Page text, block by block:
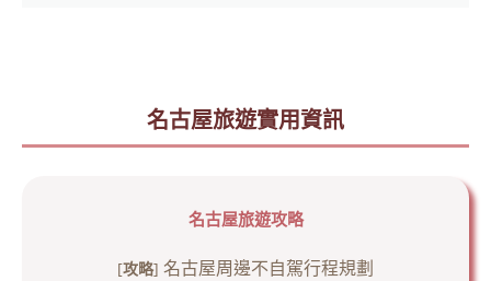
名古屋旅遊實用資訊
名古屋旅遊攻略
[攻略] 名古屋周邊不自駕行程規劃